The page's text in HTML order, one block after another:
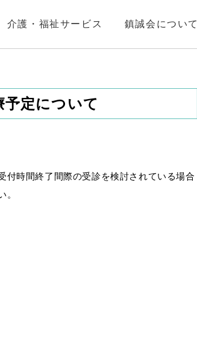
介護・福祉サービス 鎮誠会について
予定について
付時間終了間際の受診を検討されている場合
。